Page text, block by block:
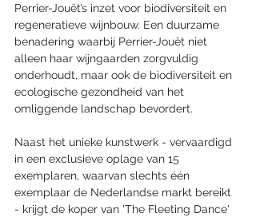
Perrier-Jouët’s inzet voor biodiversiteit en
regeneratieve wijnbouw. Een duurzame
benadering waarbij Perrier-Jouët niet
alleen haar wijngaarden zorgvuldig
onderhoudt, maar ook de biodiversiteit en
ecologische gezondheid van het
omliggende landschap bevordert.
Naast het unieke kunstwerk - vervaardigd
in een exclusieve oplage van 15
exemplaren, waarvan slechts één
exemplaar de Nederlandse markt bereikt
- krijgt de koper van 'The Fleeting Dance'